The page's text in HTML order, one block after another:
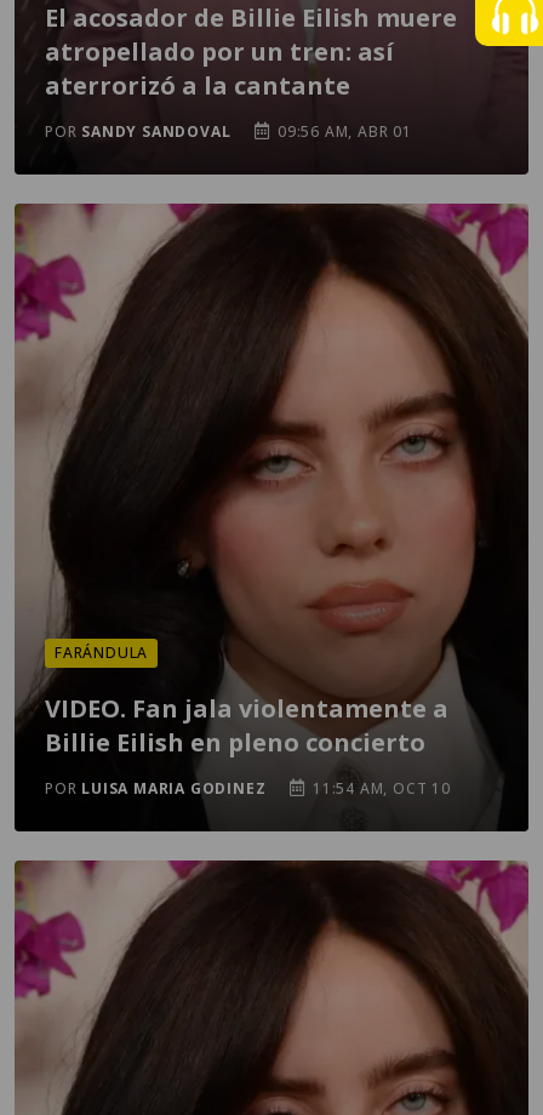
El acosador de Billie Eilish muere
atropellado por un tren: así
aterrorizó a la cantante
POR SANDY SANDOVAL 09:56 AM, ABR 01
FARÁNDULA
VIDEO. Fan jala violentamente a
Billie Eilish en pleno concierto
POR LUISA MARIA GODINEZ 11:54 AM, OCT 10